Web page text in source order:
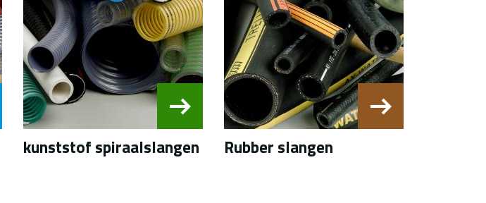
kunststof spiraalslangen Rubber slangen